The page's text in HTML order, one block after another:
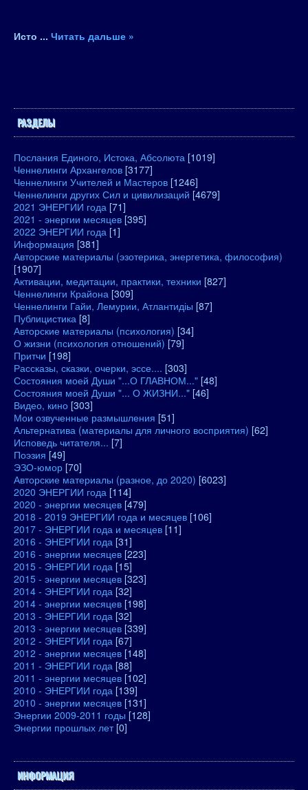
Исто ... Читать дальше »
РАЗДЕЛЫ
Послания Единого, Истока, Абсолюта [1019]
Ченнелинги Архангелов [3177]
Ченнелинги Учителей и Мастеров [1246]
Ченнелинги других Сил и цивилизаций [4679]
2021 ЭНЕРГИИ года [71]
2021 - энергии месяцев [395]
2022 ЭНЕРГИИ года [1]
Информация [381]
Авторские материалы (эзотерика, энергетика, философия)
[1907]
Активации, медитации, практики, техники [827]
Ченнелинги Крайона [309]
Ченнелинги Гайи, Лемурии, Атлантидіы [87]
Публицистика [8]
Авторские материалы (психология) [34]
О жизни (психология отношений) [79]
Притчи [198]
Рассказы, сказки, очерки, эссе.... [303]
Состояния моей Души "...О ГЛАВНОМ..." [48]
Состояния моей Души "... О ЖИЗНИ..." [46]
Видео, кино [303]
Мои озвученные размышления [51]
Альтернатива (материалы для личного восприятия) [62]
Исповедь читателя... [7]
Поэзия [49]
ЭЗО-юмор [70]
Авторские материалы (разное, до 2020) [6023]
2020 ЭНЕРГИИ года [114]
2020 - энергии месяцев [479]
2018 - 2019 ЭНЕРГИИ года и месяцев [106]
2017 - ЭНЕРГИИ года и месяцев [11]
2016 - ЭНЕРГИИ года [31]
2016 - энергии месяцев [223]
2015 - ЭНЕРГИИ года [15]
2015 - энергии месяцев [323]
2014 - ЭНЕРГИИ года [32]
2014 - энергии месяцев [198]
2013 - ЭНЕРГИИ года [32]
2013 - энергии месяцев [339]
2012 - ЭНЕРГИИ года [67]
2012 - энергии месяцев [148]
2011 - ЭНЕРГИИ года [88]
2011 - энергии месяцев [102]
2010 - ЭНЕРГИИ года [139]
2010 - энергии месяцев [131]
Энергии 2009-2011 годы [128]
Энергии прошлых лет [0]
ИНФОРМАЦИЯ